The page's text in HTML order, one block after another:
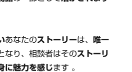
あなたのストーリーは、 唯一
なり、相談者はそのストーリ
に魅力を感じます 。